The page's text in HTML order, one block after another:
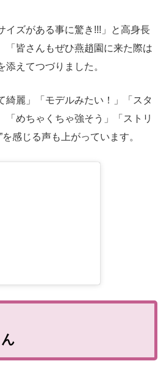
ズがある事に驚き!!!」と高身長
「皆さんもぜひ燕趙園に来た際は
えてつづりました。
麗」「モデルみたい！」「スタ
めちゃくちゃ強そう」「ストリ
感じる声も上がっています。